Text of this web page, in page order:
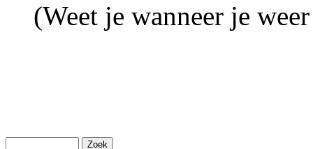
(Weet je wanneer je